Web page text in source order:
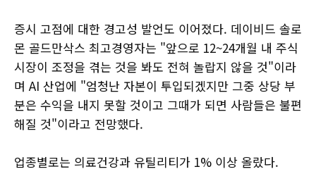
증시 고점에 대한 경고성 발언도 이어졌다. 데이비드 솔로
몬 골드만삭스 최고경영자는 "앞으로 12~24개월 내 주식
시장이 조정을 겪는 것을 봐도 전혀 놀랍지 않을 것"이라
며 AI 산업에 "엄청난 자본이 투입되겠지만 그중 상당 부
분은 수익을 내지 못할 것이고 그때가 되면 사람들은 불편
해질 것"이라고 전망했다.
업종별로는 의료건강과 유틸리티가 1% 이상 올랐다.